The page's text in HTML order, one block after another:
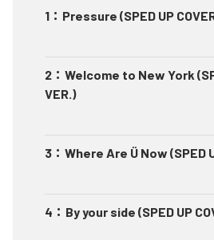
1 ： Pressure (SPED UP
2 ： Welcome to New York
VER.)
3 ： Where Are Ü Now (SPED
4 ： By your side (SPED UP